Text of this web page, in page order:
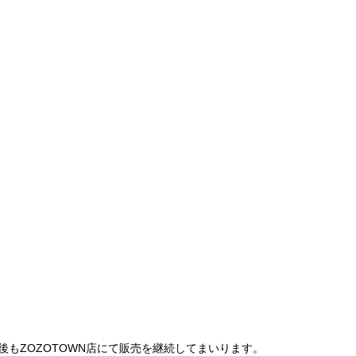
ZOZOTOWN店にて販売を継続してまいります。